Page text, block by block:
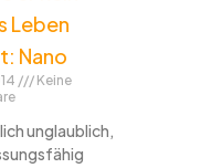
Leben
Nano
Keine
unglaublich,